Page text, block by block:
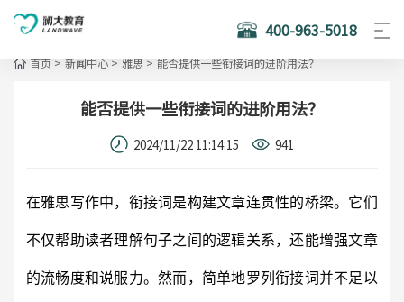
400-963-5018
首页 > 新闻中心 > 雅思 > 能否提供一些衔接词的进阶用法？
能否提供一些衔接词的进阶用法？
2024/11/22 11:14:15 941
在雅思写作中，衔接词是构建文章连贯性的桥梁。它们
不仅帮助读者理解句子之间的逻辑关系，还能增强文章
的流畅度和说服力。然而，简单地罗列衔接词并不足以